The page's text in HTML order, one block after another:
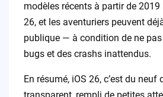
modèles récents à partir de
26, et les aventuriers peuvent
publique — à condition de ne
bugs et des crashs inattendus.
En résumé, iOS 26, c’est du neuf